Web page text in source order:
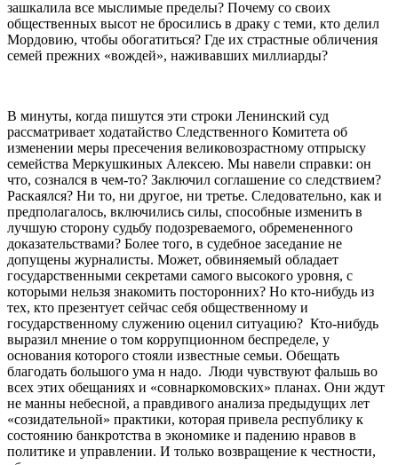
зашкалила все мыслимые пределы? Почему со своих
общественных высот не бросились в драку с теми, кто делил
Мордовию, чтобы обогатиться? Где их страстные обличения
семей прежних «вождей», наживавших миллиарды?
В минуты, когда пишутся эти строки Ленинский суд
рассматривает ходатайство Следственного Комитета об
изменении меры пресечения великовозрастному отпрыску
семейства Меркушкиных Алексею. Мы навели справки: он
что, сознался в чем-то? Заключил соглашение со следствием?
Раскаялся? Ни то, ни другое, ни третье. Следовательно, как и
предполагалось, включились силы, способные изменить в
лучшую сторону судьбу подозреваемого, обремененного
доказательствами? Более того, в судебное заседание не
допущены журналисты. Может, обвиняемый обладает
государственными секретами самого высокого уровня, с
которыми нельзя знакомить посторонних? Но кто-нибудь из
тех, кто презентует сейчас себя общественному и
государственному служению оценил ситуацию? Кто-нибудь
выразил мнение о том коррупционном беспределе, у
основания которого стояли известные семьи. Обещать
благодать большого ума н надо. Люди чувствуют фальшь во
всех этих обещаниях и «совнаркомовских» планах. Они ждут
не манны небесной, а правдивого анализа предыдущих лет
«созидательной» практики, которая привела республику к
состоянию банкротства в экономике и падению нравов в
политике и управлении. И только возвращение к честности,